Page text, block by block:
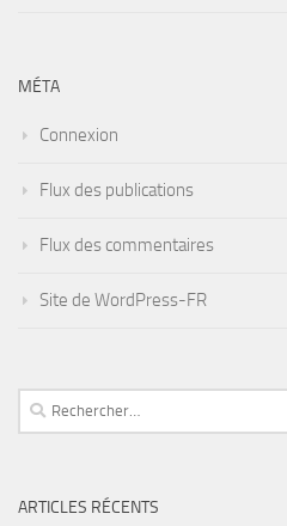
MÉTA
Connexion
Flux des publications
Flux des commentaires
Site de WordPress-FR
Rechercher :
ARTICLES RÉCENTS